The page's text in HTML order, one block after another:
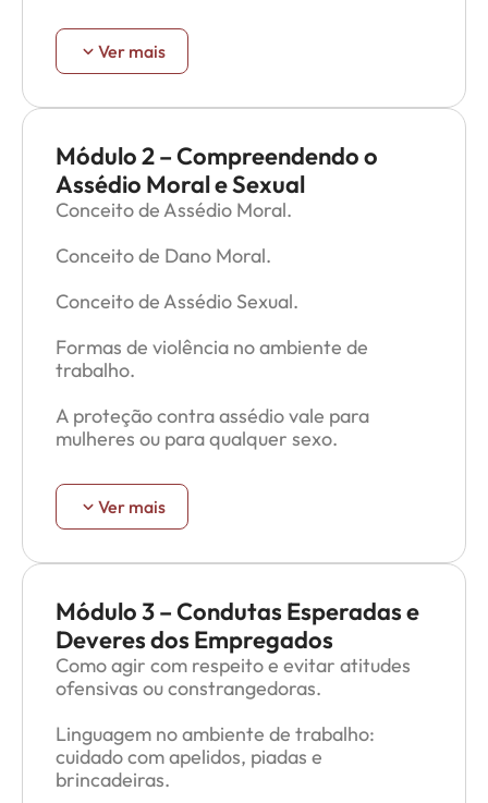
Como o ambiente de trabalho pode gerar
adoecimento e sofrimento psicológico.
Ver mais
Módulo 2 – Compreendendo o
Assédio Moral e Sexual
Conceito de Assédio Moral.
Conceito de Dano Moral.
Conceito de Assédio Sexual.
Formas de violência no ambiente de
trabalho.
A proteção contra assédio vale para
mulheres ou para qualquer sexo.
Espécies de assédio e níveis hierárquicos.
Grupos de comportamento e como evitar
O que caracteriza o assédio moral:
humilhações, xingamentos, tratamento
desigual, perseguições.
O que caracteriza o assédio sexual (cases
Cantadas
Ver mais
Módulo 3 – Condutas Esperadas e
Deveres dos Empregados
Como agir com respeito e evitar atitudes
ofensivas ou constrangedoras.
Linguagem no ambiente de trabalho:
cuidado com apelidos, piadas e
brincadeiras.